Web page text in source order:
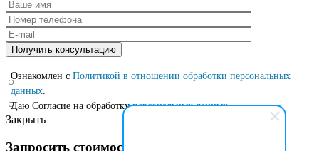
Ознакомлен с Политикой в отношении обработки персональных
данных.
Даю Согласие на обработкуперсональных данных..
Закрыть
Запросить стоимость по специальной цене